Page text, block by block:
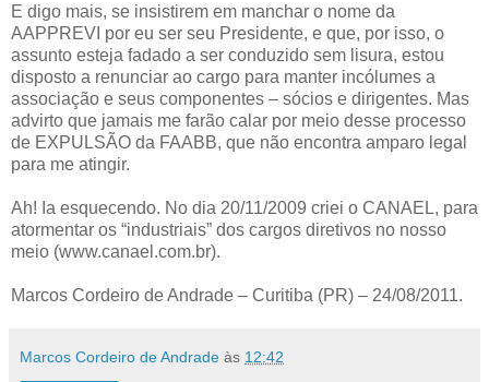
E digo mais, se insistirem em manchar o nome da
AAPPREVI por eu ser seu Presidente, e que, por isso, o
assunto esteja fadado a ser conduzido sem lisura, estou
disposto a renunciar ao cargo para manter incólumes a
associação e seus componentes – sócios e dirigentes. Mas
advirto que jamais me farão calar por meio desse processo
de EXPULSÃO da FAABB, que não encontra amparo legal
para me atingir.
Ah! Ia esquecendo. No dia 20/11/2009 criei o CANAEL, para
atormentar os “industriais” dos cargos diretivos no nosso
meio (www.canael.com.br).
Marcos Cordeiro de Andrade – Curitiba (PR) – 24/08/2011.
Marcos Cordeiro de Andrade às 12:42